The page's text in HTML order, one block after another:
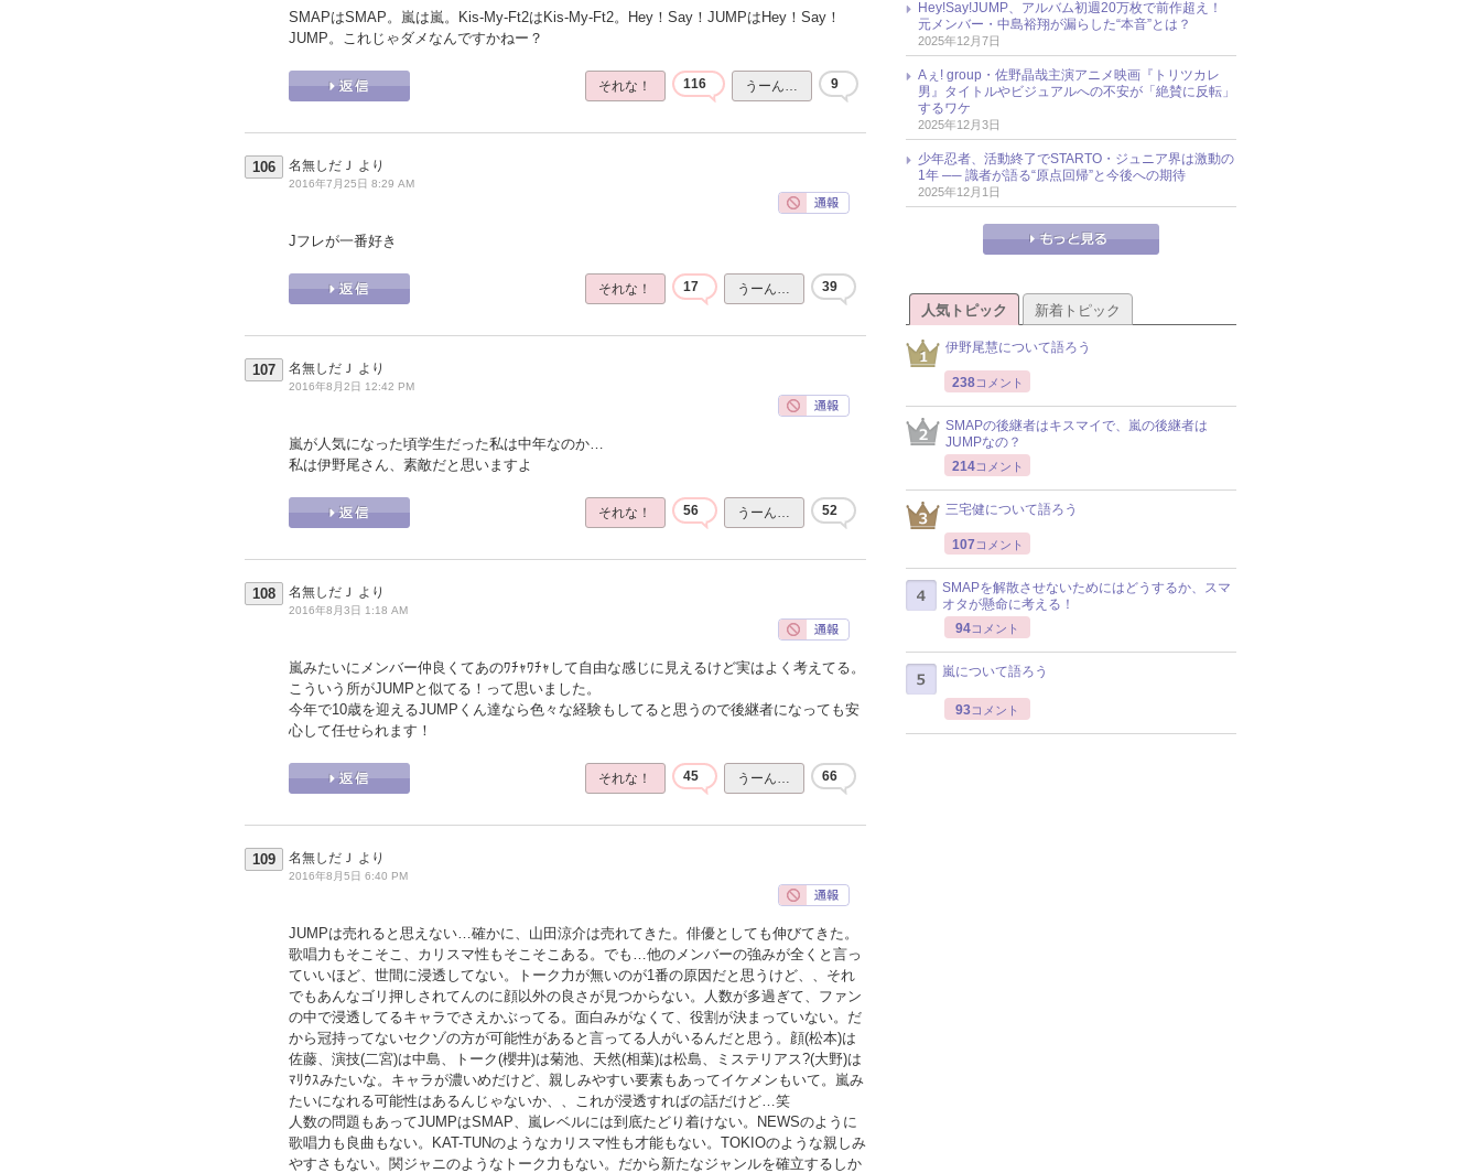
SMAPはSMAP。嵐は嵐。Kis-My-Ft2はKis-My-Ft2。Hey！Say！JUMPはHey！Say！
JUMP。これじゃダメなんですかねー？
それな！ 116 うーん… 9
106 名無しだＪ より
2016年7月25日 8:29 AM
Jフレが一番好き
それな！ 17 うーん… 39
107 名無しだＪ より
2016年8月2日 12:42 PM
嵐が人気になった頃学生だった私は中年なのか…
私は伊野尾さん、素敵だと思いますよ
それな！ 56 うーん… 52
108 名無しだＪ より
2016年8月3日 1:18 AM
嵐みたいにメンバー仲良くてあのﾜﾁｬﾜﾁｬして自由な感じに見えるけど実はよく考えてる。
こういう所がJUMPと似てる！って思いました。
今年で10歳を迎えるJUMPくん達なら色々な経験もしてると思うので後継者になっても安
心して任せられます！
それな！ 45 うーん… 66
109 名無しだＪ より
2016年8月5日 6:40 PM
JUMPは売れると思えない…確かに、山田涼介は売れてきた。俳優としても伸びてきた。
歌唱力もそこそこ、カリスマ性もそこそこある。でも…他のメンバーの強みが全くと言っ
ていいほど、世間に浸透してない。トーク力が無いのが1番の原因だと思うけど、、それ
でもあんなゴリ押しされてんのに顔以外の良さが見つからない。人数が多過ぎて、ファン
の中で浸透してるキャラでさえかぶってる。面白みがなくて、役割が決まっていない。だ
から冠持ってないセクゾの方が可能性があると言ってる人がいるんだと思う。顔(松本)は
佐藤、演技(二宮)は中島、トーク(櫻井)は菊池、天然(相葉)は松島、ミステリアス?(大野)は
ﾏﾘｳｽみたいな。キャラが濃いめだけど、親しみやすい要素もあってイケメンもいて。嵐み
たいになれる可能性はあるんじゃないか、、これが浸透すればの話だけど…笑
人数の問題もあってJUMPはSMAP、嵐レベルには到底たどり着けない。NEWSのように
歌唱力も良曲もない。KAT-TUNのようなカリスマ性も才能もない。TOKIOのような親しみ
やすさもない。関ジャニのようなトーク力もない。だから新たなジャンルを確立するしか
Hey!Say!JUMP、アルバム初週20万枚で前作超え！
元メンバー・中島裕翔が漏らした“本音”とは？
2025年12月7日
Aぇ! group・佐野晶哉主演アニメ映画『トリツカレ
男』タイトルやビジュアルへの不安が「絶賛に反転」
するワケ
2025年12月3日
少年忍者、活動終了でSTARTO・ジュニア界は激動の
1年 ── 識者が語る“原点回帰”と今後への期待
2025年12月1日
人気トピック 新着トピック
伊野尾慧について語ろう
238コメント
SMAPの後継者はキスマイで、嵐の後継者は
JUMPなの？
214コメント
三宅健について語ろう
107 コメント
SMAPを解散させないためにはどうするか、スマ
オタが懸命に考える！
94コメント
嵐について語ろう
93コメント